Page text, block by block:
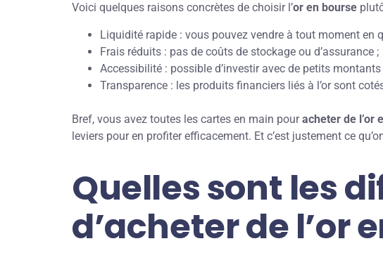
Voici quelques raisons concrètes de choisir l’or en bourse
Liquidité rapide : vous pouvez vendre à tout moment en
Frais réduits : pas de coûts de stockage ou d’assurance ;
Accessibilité : possible d’investir avec de petits montants
Transparence : les produits financiers liés à l’or sont
Bref, vous avez toutes les cartes en main pouracheter de l’or
leviers pour en profiter efficacement. Et c’est justement ce
Quelles sont les
d’acheter de l’or